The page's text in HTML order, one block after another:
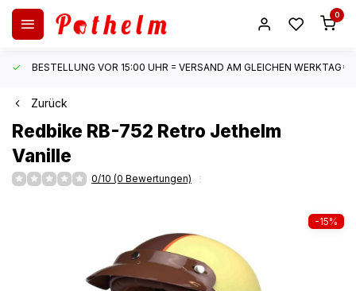
0
BESTELLUNG VOR 15:00 UHR = VERSAND AM GLEICHEN WERKTAG*
Zurück
Redbike RB-752 Retro Jethelm
Vanille
0/10 (0 Bewertungen)
-15%